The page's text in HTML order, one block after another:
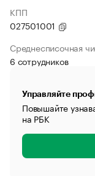
КПП
027501001
Среднесписочная
6 сотрудников
Управляйте
Повышайте
на РБК